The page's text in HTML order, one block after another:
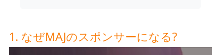
1. なぜMAJのスポンサーになる?